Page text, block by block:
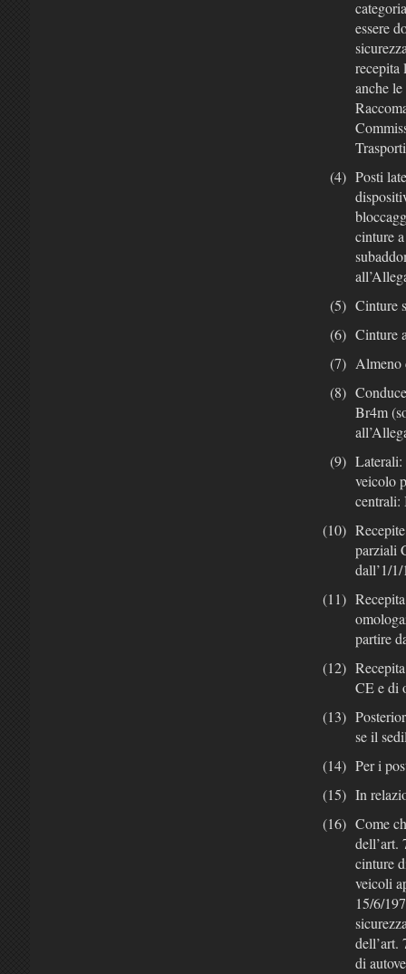
essere
recepita
anche
(4) Posti
cinture
(5) Cinture
(6) Cinture
(7) Almeno
(8)
Br4m
(9) Laterali:
veicolo
(10)
parziali
dall’1/
(11)
partire
(12)
CE e di
(13)
se il
(14) Per i
(15) In
(16) Come
dell’art.
cinture
veicoli
15/6/
dell’art.
di